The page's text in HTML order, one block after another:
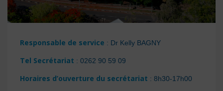
Responsable de service : Dr Kelly BAGNY
Tel Secrétariat : 0262 90 59 09
Horaires d’ouverture du secrétariat : 8h30-17h00